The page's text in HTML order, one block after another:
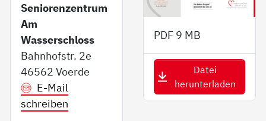
Seniorenzentrum
Am
Wasserschloss
Bahnhofstr. 2e
46562 Voerde
E-Mail
schreiben
PDF 9 MB
Datei
herunterladen